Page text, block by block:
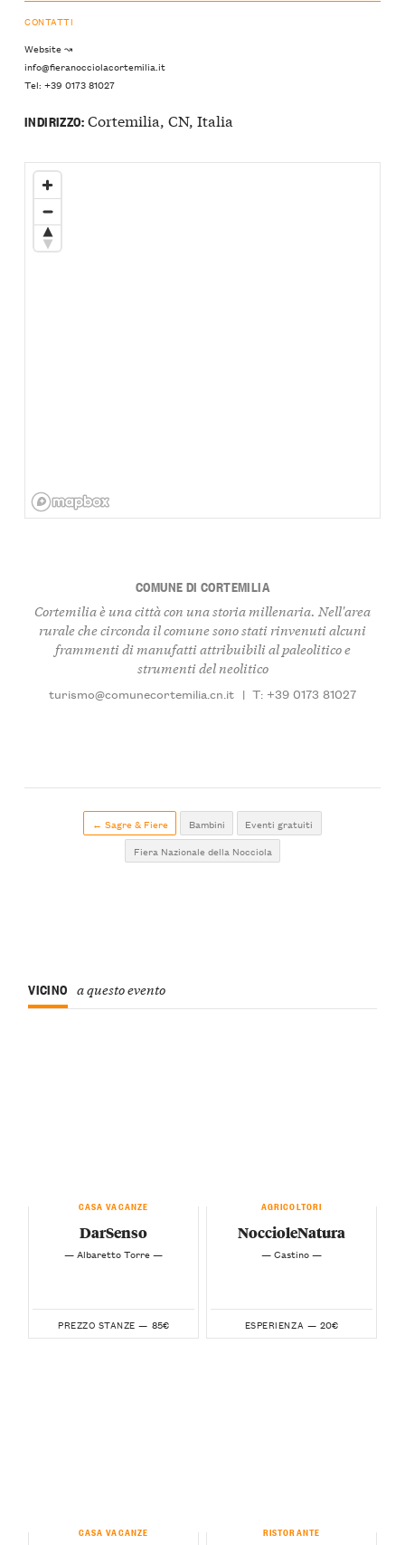
CONTATTI
Website ↝
info@fieranocciolacortemilia.it
Tel: +39 0173 81027
INDIRIZZO:Cortemilia, CN, Italia
COMUNE DI CORTEMILIA
Cortemilia è una città con una storia millenaria. Nell'area
rurale che circonda il comune sono stati rinvenuti alcuni
frammenti di manufatti attribuibili al paleolitico e
strumenti del neolitico
turismo@comunecortemilia.cn.it | T: +39 0173 81027
← Sagre & Fiere Bambini
Eventi gratuiti
Fiera Nazionale della Nocciola
VICINO a questo evento
CASA VACANZE
DarSenso
— Albaretto Torre —
PREZZO STANZE — 85€
AGRICOLTORI
NoccioleNatura
— Castino —
ESPERIENZA — 20€
CASA VACANZE RISTORANTE